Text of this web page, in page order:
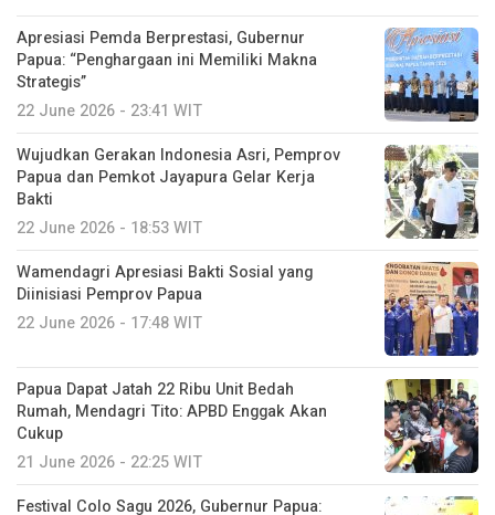
Apresiasi Pemda Berprestasi, Gubernur
Papua: “Penghargaan ini Memiliki Makna
Strategis”
22 June 2026 - 23:41 WIT
Wujudkan Gerakan Indonesia Asri, Pemprov
Papua dan Pemkot Jayapura Gelar Kerja
Bakti
22 June 2026 - 18:53 WIT
Wamendagri Apresiasi Bakti Sosial yang
Diinisiasi Pemprov Papua
22 June 2026 - 17:48 WIT
Papua Dapat Jatah 22 Ribu Unit Bedah
Rumah, Mendagri Tito: APBD Enggak Akan
Cukup
21 June 2026 - 22:25 WIT
Festival Colo Sagu 2026, Gubernur Papua: